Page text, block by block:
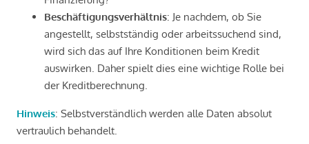
Beschäftigungsverhältnis: Je nachdem, ob Sie
angestellt, selbstständig oder arbeitssuchend sind,
wird sich das auf Ihre Konditionen beim Kredit
auswirken. Daher spielt dies eine wichtige Rolle bei
der Kreditberechnung.
Hinweis: Selbstverständlich werden alle Daten absolut
vertraulich behandelt.